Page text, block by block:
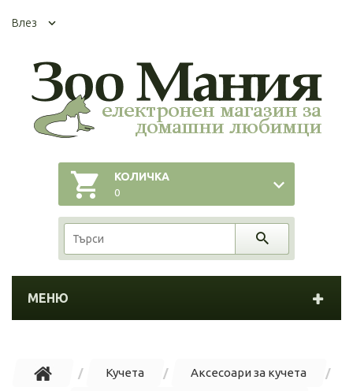
Влез
КОЛИЧКА
0
МЕНЮ
Кучета Аксесоари за кучета